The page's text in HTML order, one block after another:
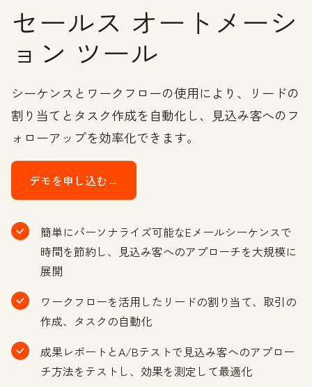
セールス オートメーシ
ョン ツール
シーケンスとワークフローの使用により、リードの
割り当てとタスク作成を自動化し、見込み客へのフ
ォローアップを効率化できます。
デモを申し込む→
簡単にパーソナライズ可能なEメールシーケンスで
時間を節約し、見込み客へのアプローチを大規模に
展開
ワークフローを活用したリードの割り当て、取引の
作成、タスクの自動化
成果レポートとA/Bテストで見込み客へのアプロー
チ方法をテストし、効果を測定して最適化